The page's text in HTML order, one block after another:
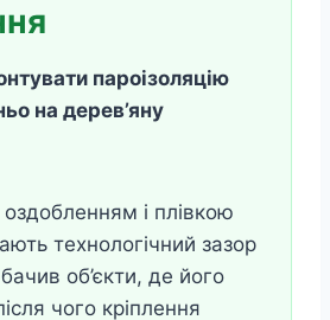
пароізоляцію
на дерев’яну
і плівкою
технологічний зазор
об’єкти, де його
чого кріплення